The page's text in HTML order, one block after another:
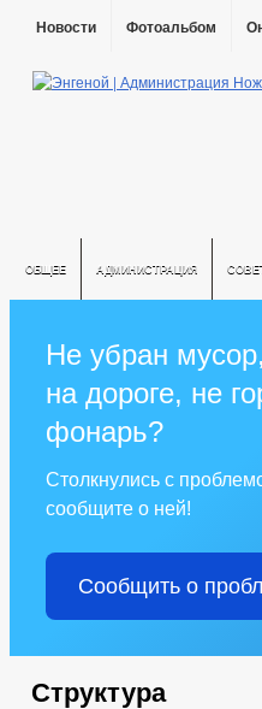
Новости Фотоальбом
ОБЩЕЕ АДМИНИСТРАЦИЯ
Не убран
на дороге, не
фонарь?
Столкнулись с
сообщите о ней!
Сообщить о
Структура